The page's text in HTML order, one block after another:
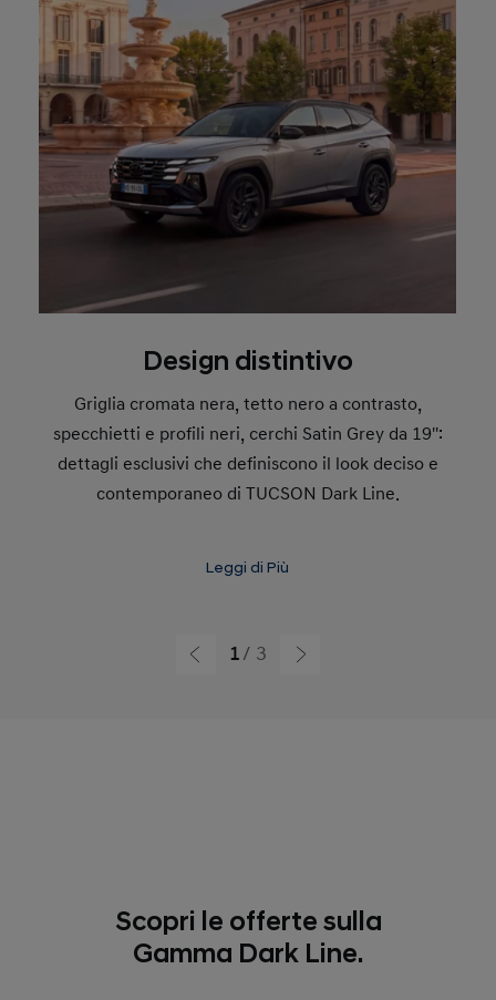
Design distintivo
Griglia cromata nera, tetto nero a contrasto,
specchietti e profili neri, cerchi Satin Grey da 19'':
dettagli esclusivi che definiscono il look deciso e
contemporaneo di TUCSON Dark Line.
Leggi di Più
1 3
Scopri le offerte sulla
Gamma Dark Line.